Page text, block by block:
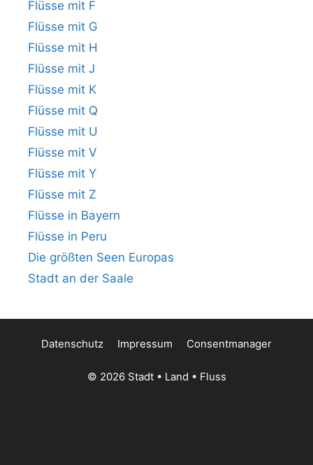
Flüsse mit F
Flüsse mit G
Flüsse mit H
Flüsse mit J
Flüsse mit K
Flüsse mit Q
Flüsse mit U
Flüsse mit V
Flüsse mit Y
Flüsse mit Z
Flüsse in Bayern
Flüsse in Peru
Die größten Seen Europas
Stadt an der Saale
Datenschutz Impressum Consentmanager
© 2026 Stadt • Land • Fluss